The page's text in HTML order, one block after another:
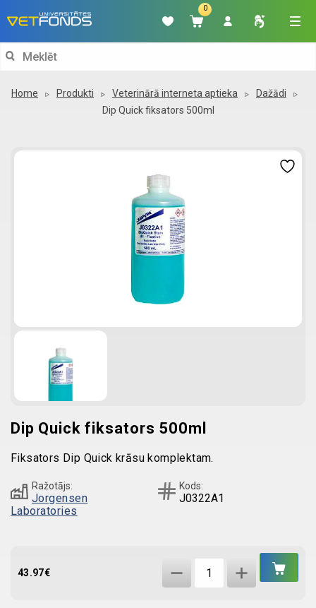
0
Search
Home Produkti Veterinārā interneta aptieka
Dažādi
Dip Quick fiksators 500ml
Dip Quick fiksators 500ml
Fiksators Dip Quick krāsu komplektam.
Ražotājs:
Jorgensen
Laboratories
Kods:
J0322A1
43.97€